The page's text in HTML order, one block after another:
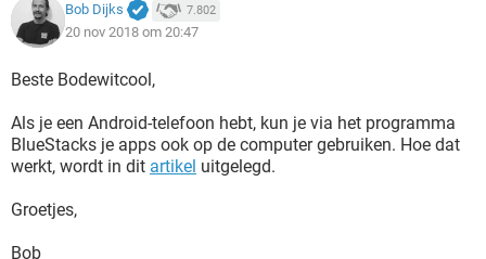
Bob Dijks 7.802
20 nov 2018 om 20:47
Beste Bodewitcool,
Als je een Android-telefoon hebt, kun je via het programma
BlueStacks je apps ook op de computer gebruiken. Hoe dat
werkt, wordt in dit artikel uitgelegd.
Groetjes,
Bob